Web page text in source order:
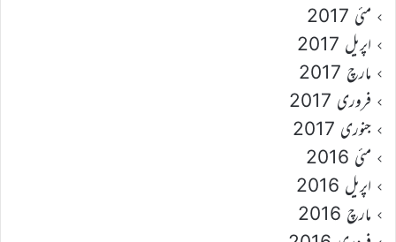
مئی 2017
اپریل 2017
مارچ 2017
فروری 2017
جنوری 2017
مئی 2016
اپریل 2016
مارچ 2016